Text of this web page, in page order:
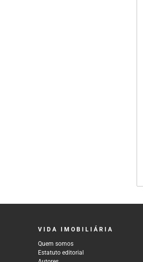
VIDA IMOBILIÁRIA
Quem somos
Estatuto editorial